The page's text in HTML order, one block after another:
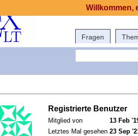
Fragen
Registrierte Benutzer
Mitglied von
13 Feb
Letztes Mal gesehen 23 Sep
Willkommen,